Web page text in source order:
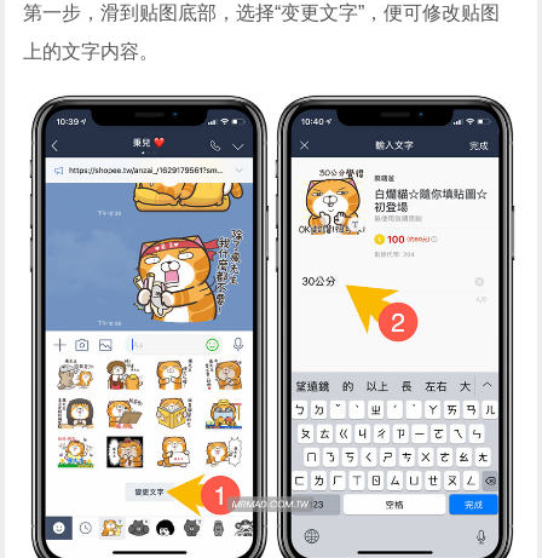
第一步，滑到贴图底部，选择“变更文字”，便可修改贴图
上的文字内容。